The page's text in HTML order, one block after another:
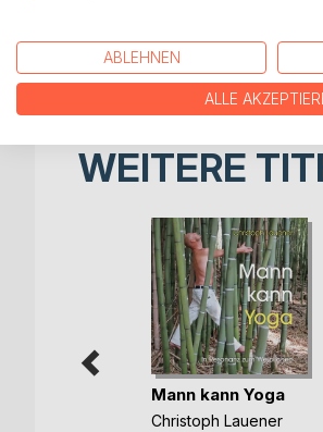
Der Blick nach innen
Zweifellos: MANN KANN
WEITERE
Mann kann Yoga
Christoph Lauener
ABLEHNEN
ALLE